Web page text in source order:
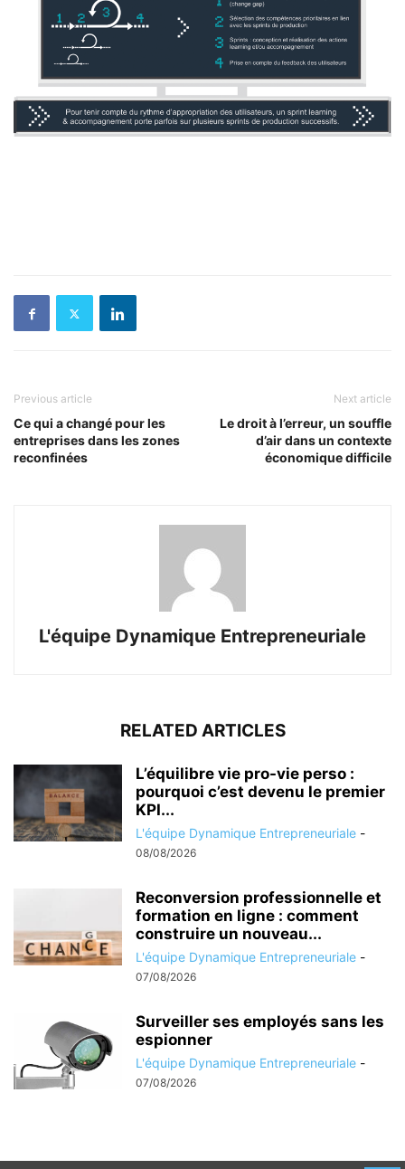
Previous article
Ce qui a changé pour les
entreprises dans les zones
reconfinées
Next article
Le droit à l’erreur, un souffle
d’air dans un contexte
économique difficile
L'équipe Dynamique Entrepreneuriale
RELATED ARTICLES
L’équilibre vie pro-vie perso :
pourquoi c’est devenu le premier
KPI...
L'équipe Dynamique Entrepreneuriale -
08/08/2026
Reconversion professionnelle et
formation en ligne : comment
construire un nouveau...
L'équipe Dynamique Entrepreneuriale -
07/08/2026
Surveiller ses employés sans les
espionner
L'équipe Dynamique Entrepreneuriale -
07/08/2026